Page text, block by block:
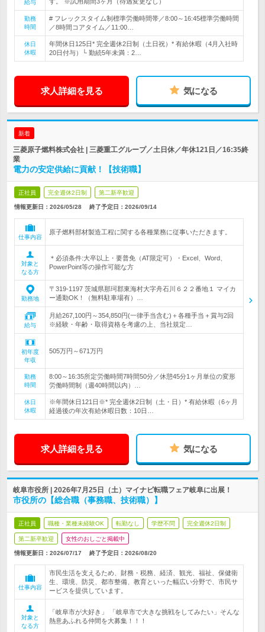
給与
勤務
時間
# フレックスタイム制標準労働時間帯／8:00～16:45標準労働時間
／8時間コアタイム／11:00…
休日
休暇
年間休日125日* 完全週休2日制（土日祝）* 有給休暇（4月入社時
20日付与）└ 勤続5年未満：2…
求人詳細を見る 気になる
新着
三菱原子燃料株式会社 | 三菱重工グループ／土日休／年休121日／16:35終
業
電力の安定供給に貢献！【技術職】
正社員 完全週休2日制 第二新卒歓迎
情報更新日：2026/05/28 終了予定日： 2026/09/14
仕事内容
原子燃料部材製造工程に関する各種業務に従事いただきます。
対象と
なる方
＊必須条件:大卒以上・要普免（AT限定可）・Excel、Word、
PowerPoint等の操作可能な方
勤務地
〒319-1197 茨城県那珂郡東海村大字舟石川６２２番地１ マイカ
ー通勤OK！（無料駐車場有）…
給与
月給267,100円～354,850円(一律手当含む)＋各種手当＋賞与2回
※経験・年齢・取得資格を考慮の上、当社規定…
初年度
年収
505万円～671万円
勤務
時間
8:00～16:35所定労働時間7時間50分／休憩45分1ヶ月単位の変形
労働時間制（週40時間以内）…
休日
休暇
※年間休日121日※* 完全週休2日制（土・日）* 有給休暇（6ヶ月
経過後の年次有給休暇日数：10日…
求人詳細を見る 気になる
岐阜市役所 | 2026年7月25日（土）マイナビ転職フェア岐阜に出展！
市役所の【総合職（事務職、技術職）】
正社員 職種・業種未経験OK 転勤なし 学歴不問 完全週休2日制
第二新卒歓迎 女性のおしごと掲載中
情報更新日：2026/07/17 終了予定日： 2026/08/20
仕事内容
市民生活を支えるため、財務・税務、経済、観光、福祉、保健衛
生、環境、防災、都市整備、教育といった幅広い分野で、市民サ
ービスを提供しています。
対象と
なる方
「岐阜市が大好き」 「岐阜市で大きな挑戦をしてみたい」そんな
熱意あふれる仲間を大募集！！！